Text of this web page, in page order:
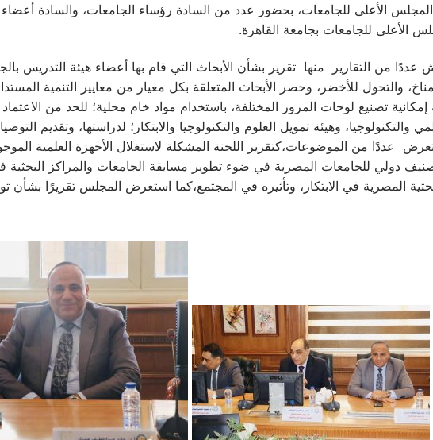
الأعلى للجامعات، بحضور عدد من السادة رؤساء الجامعات، والسادة
الأعلى للجامعات بجامعة القاهرة.
من التقارير منها تقرير بشأن الأبحاث التي قام بها أعضاء هيئة التدريس
والتحول للأخضر، وحصر الأبحاث المتعلقة بكل معيار من معايير التنمية
تصنيع لوحات المرور المختلفة، باستخدام مواد خام محلية؛ للحد من
والتكنولوجيا، وهيئة تمويل العلوم والتكنولوجيا والابتكار؛ لدراستها، وتقديم
من الموضوعات،كتقرير اللجنة المشكلة لاستغلال الأجهزة العلمية
المصرية في الابتكار، وتأثيره في المجتمع،كما استعرض المجلس تقريرًا بشأن